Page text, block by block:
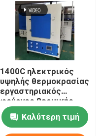
1400C ηλεκτρικός
υψηλής θερμοκρασίας
εργαστηριακός
φούρνος θερμικής
επεξεργασίας με το
καλώδιο αντίστασης
Καλύτερη τιμή